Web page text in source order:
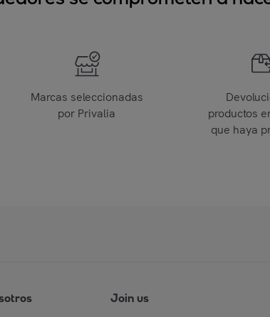
Marcas seleccionadas
por Privalia
productos
que haya
Join us